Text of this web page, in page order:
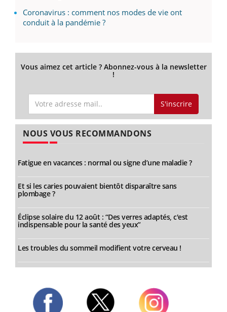
Coronavirus : comment nos modes de vie ont
conduit à la pandémie ?
Vous aimez cet article ? Abonnez-vous à la newsletter
!
S'inscrire
NOUS VOUS RECOMMANDONS
Fatigue en vacances : normal ou signe d’une maladie ?
Et si les caries pouvaient bientôt disparaître sans
plombage ?
Éclipse solaire du 12 août : “Des verres adaptés, c'est
indispensable pour la santé des yeux”
Les troubles du sommeil modifient votre cerveau !